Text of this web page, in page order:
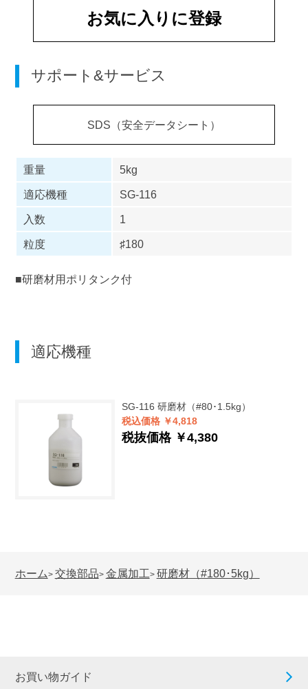
お気に入りに登録
サポート&サービス
SDS（安全データシート）
重量
5kg
適応機種
SG-116
入数
1
粒度
♯180
■研磨材用ポリタンク付
適応機種
SG-116 研磨材（#80･1.5kg）
税込価格 ￥4,818
税抜価格 ￥4,380
ホーム> 交換部品> 金属加工> 研磨材（#180･5kg）
お買い物ガイド